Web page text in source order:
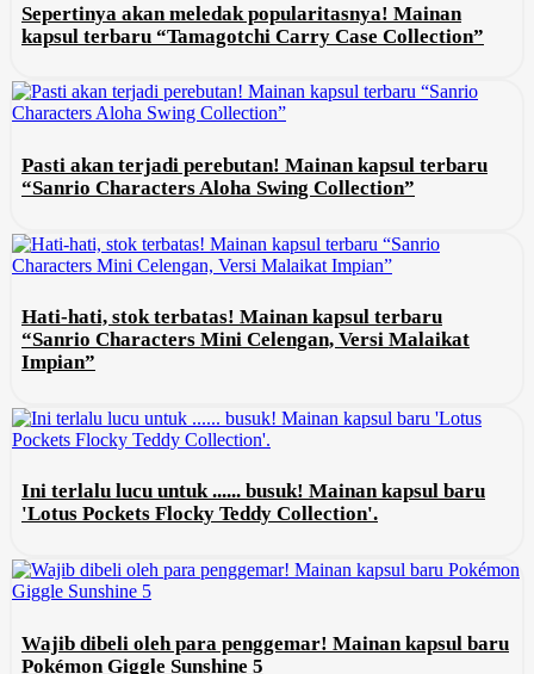
Sepertinya akan meledak popularitasnya! Mainan
kapsul terbaru “Tamagotchi Carry Case Collection”
Pasti akan terjadi perebutan! Mainan kapsul terbaru
“Sanrio Characters Aloha Swing Collection”
Hati-hati, stok terbatas! Mainan kapsul terbaru
“Sanrio Characters Mini Celengan, Versi Malaikat
Impian”
Ini terlalu lucu untuk ...... busuk! Mainan kapsul baru
'Lotus Pockets Flocky Teddy Collection'.
Wajib dibeli oleh para penggemar! Mainan kapsul baru
Pokémon Giggle Sunshine 5